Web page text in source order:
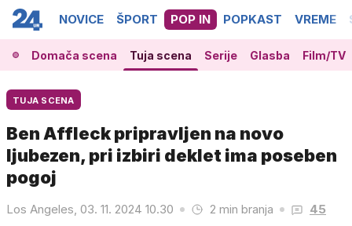
NOVICE ŠPORT POP IN POPKAST VREME
Domača scena Tuja scena Serije Glasba Film/TV
TUJA SCENA
Ben Affleck pripravljen na novo
ljubezen, pri izbiri deklet ima poseben
pogoj
Los Angeles, 03. 11. 2024 10.30 2 min branja 45